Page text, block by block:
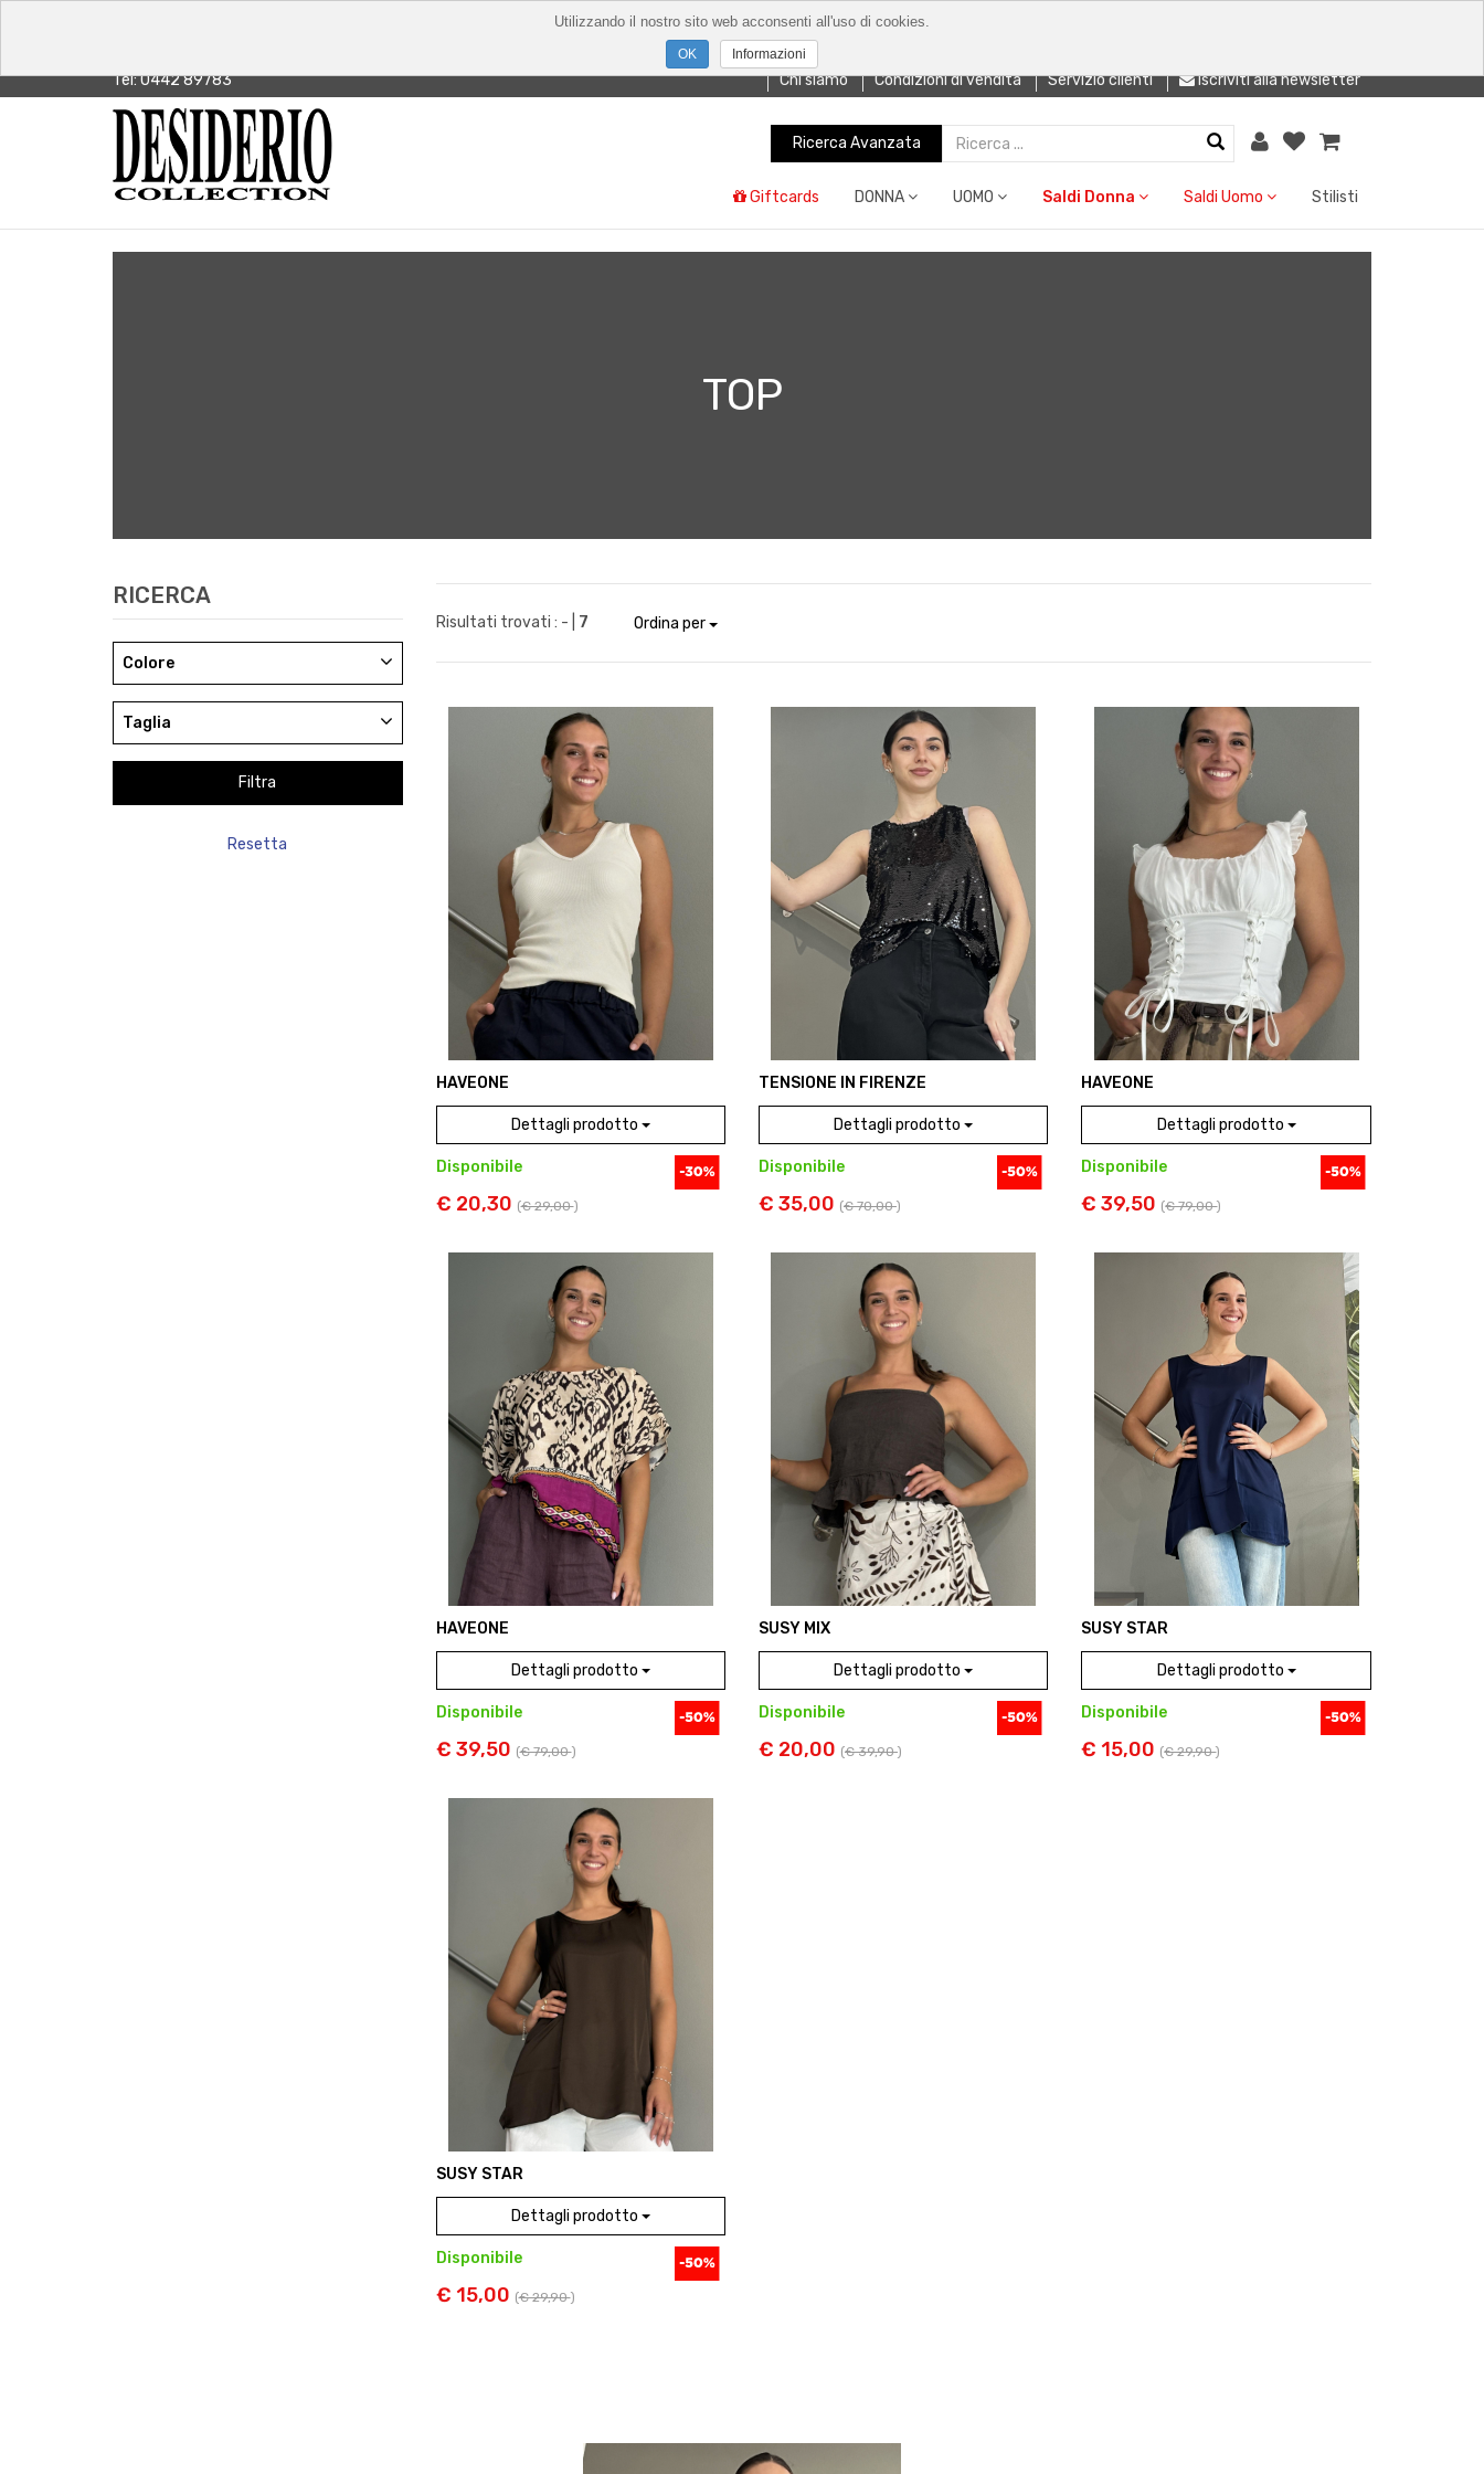
Tel: 0442 89783 Chi siamo Condizioni di vendita Servizio clienti Iscriviti alla newsletter
Ricerca Avanzata
Giftcards DONNA UOMO Saldi Donna Saldi Uomo Stilisti
TOP
RICERCA
Colore
Taglia
Resetta
Risultati trovati : - | 7 Ordina per
HAVEONE
Dettagli prodotto
Disponibile
€ 20,30 (€ 29,00)
TENSIONE IN FIRENZE
Dettagli prodotto
Disponibile
€ 35,00 (€ 70,00)
HAVEONE
Dettagli prodotto
Disponibile
€ 39,50 (€ 79,00)
HAVEONE
Dettagli prodotto
Disponibile
€ 39,50 (€ 79,00)
SUSY MIX
Dettagli prodotto
Disponibile
€ 20,00 (€ 39,90)
SUSY STAR
Dettagli prodotto
Disponibile
€ 15,00 (€ 29,90)
SUSY STAR
Dettagli prodotto
Disponibile
€ 15,00 (€ 29,90)
Utilizzando il nostro sito web acconsenti all'uso di cookies.
Informazioni